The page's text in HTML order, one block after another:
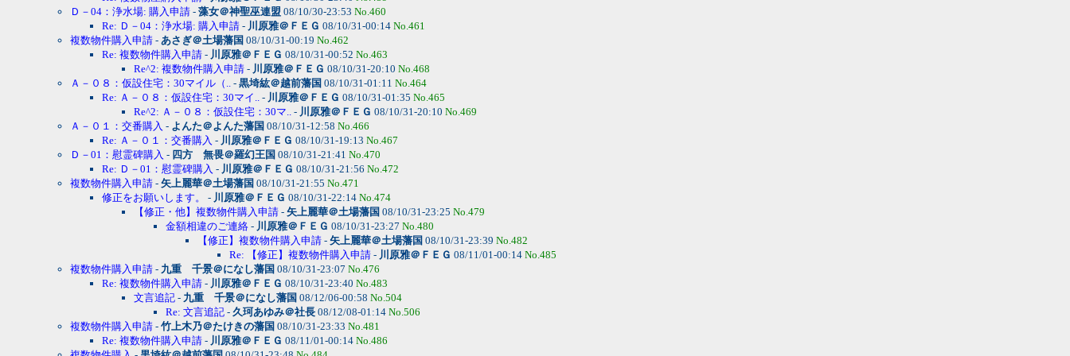
Ｄ－04：浄水場: 購入申請 - 藻女＠神聖巫連盟 08/10/30-23:53 No.460
Re: Ｄ－04：浄水場: 購入申請 - 川原雅＠ＦＥＧ 08/10/31-00:14 No.461
複数物件購入申請 - あさぎ＠土場藩国 08/10/31-00:19 No.462
Re: 複数物件購入申請 - 川原雅＠ＦＥＧ 08/10/31-00:52 No.463
Re^2: 複数物件購入申請 - 川原雅＠ＦＥＧ 08/10/31-20:10 No.468
Ａ－０８：仮設住宅：30マイル（.. - 黒埼紘＠越前藩国 08/10/31-01:11 No.464
Re: Ａ－０８：仮設住宅：30マイ.. - 川原雅＠ＦＥＧ 08/10/31-01:35 No.465
Re^2: Ａ－０８：仮設住宅：30マ.. - 川原雅＠ＦＥＧ 08/10/31-20:10 No.469
Ａ－０１：交番購入 - よんた＠よんた藩国 08/10/31-12:58 No.466
Re: Ａ－０１：交番購入 - 川原雅＠ＦＥＧ 08/10/31-19:13 No.467
Ｄ－01：慰霊碑購入 - 四方 無畏＠羅幻王国 08/10/31-21:41 No.470
Re: Ｄ－01：慰霊碑購入 - 川原雅＠ＦＥＧ 08/10/31-21:56 No.472
複数物件購入申請 - 矢上麗華＠土場藩国 08/10/31-21:55 No.471
修正をお願いします。
- 川原雅＠ＦＥＧ 08/10/31-22:14 No.474
【修正・他】複数物件購入申請 - 矢上麗華＠土場藩国 08/10/31-23:25 No.479
金額相違のご連絡 - 川原雅＠ＦＥＧ 08/10/31-23:27 No.480
【修正】複数物件購入申請 - 矢上麗華＠土場藩国 08/10/31-23:39 No.482
Re: 【修正】複数物件購入申請 - 川原雅＠ＦＥＧ 08/11/01-00:14 No.485
複数物件購入申請 - 九重 千景＠になし藩国 08/10/31-23:07 No.476
Re: 複数物件購入申請 - 川原雅＠ＦＥＧ 08/10/31-23:40 No.483
文言追記 - 九重 千景＠になし藩国 08/12/06-00:58 No.504
Re: 文言追記 - 久珂あゆみ＠社長 08/12/08-01:14 No.506
複数物件購入申請 - 竹上木乃＠たけきの藩国 08/10/31-23:33 No.481
Re: 複数物件購入申請 - 川原雅＠ＦＥＧ 08/11/01-00:14 No.486